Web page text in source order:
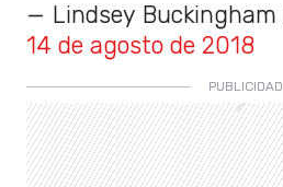
— Lindsey Buckingham
14 de agosto de 2018